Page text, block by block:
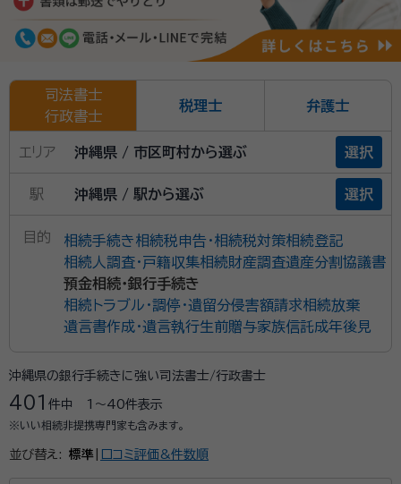
司法書士
行政書士
税理士 弁護士
エリア 沖縄県 / 市区町村から選ぶ 選択
駅 沖縄県 / 駅から選ぶ 選択
目的 相続手続き相続税申告・相続税対策相続登記
相続人調査・戸籍収集相続財産調査遺産分割協議書
預金相続・銀行手続き
相続トラブル・調停・遺留分侵害額請求相続放棄
遺言書作成・遺言執行生前贈与家族信託成年後見
沖縄県の銀行手続きに強い司法書士/行政書士
401 件中 1〜40件表示
※いい相続非提携専門家も含みます。
並び替え: 標準 口コミ評価&件数順